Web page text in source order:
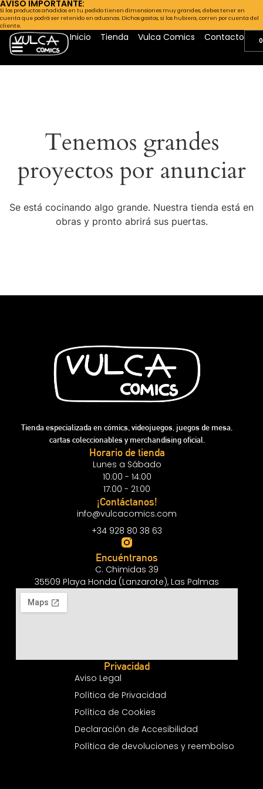
AVISO IMPORTANTE:
Si los productos añadidos en tu pedido tienen dimensiones muy grandes, debes tener en
cuenta que podrá ser retenido en aduanas. Dichos gastos, si los hubiera, corren por cuenta del
cliente.
Inicio Tienda Vulca Comics Contacto
Tenemos grandes
proyectos por anunciar
Se está cocinando algo grande. Nuestra tienda está en
obras y pronto abrirá sus puertas.
Tienda especializada en cómics, videojuegos, juegos de mesa,
cartas coleccionables y merchandising oficial.
Horario de tienda
Lunes a Sábado
10:00 - 14:00
17:00 - 21:00
¡Contáctanos!
info@vulcacomics.com
+34 928 80 38 63
Encuéntranos
C. Chimidas 39
35509 Playa Honda (Lanzarote), Las Palmas
Privacidad
Aviso Legal
Política de Privacidad
Política de Cookies
Declaración de Accesibilidad
Política de devoluciones y reembolso